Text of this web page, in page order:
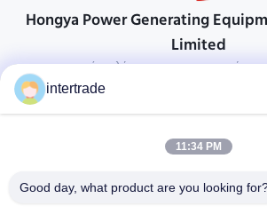
Hongya Power Generating
Limited
προσαρμοσμένες λύσεις για να
Χωριό Anxi, πόλη Yuping, νομός
86-28-37561966-8:00
intertrade
11:34 PM
Good day, what product are you looking